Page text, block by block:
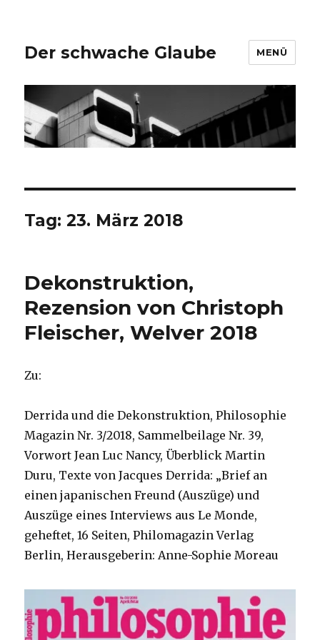
Der schwache Glaube MENÜ
Tag:23. März 2018
Dekonstruktion,
Rezension von Christoph
Fleischer, Welver 2018
Zu:
Derrida und die Dekonstruktion, Philosophie
Magazin Nr. 3/2018, Sammelbeilage Nr. 39,
Vorwort Jean Luc Nancy, Überblick Martin
Duru, Texte von Jacques Derrida: „Brief an
einen japanischen Freund (Auszüge) und
Auszüge eines Interviews aus Le Monde,
geheftet, 16 Seiten, Philomagazin Verlag
Berlin, Herausgeberin: Anne-Sophie Moreau